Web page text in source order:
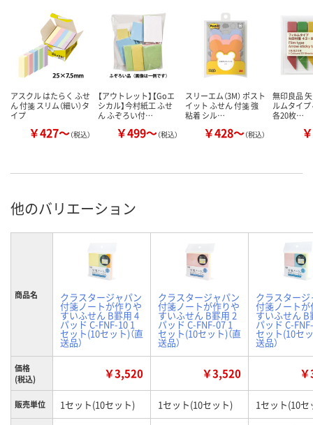
アスクル はたらく ふせ
ん 付箋 スリム（細い）タ
イプ
￥427～（税込）
【アウトレット】【Goエ
シカル】今村紙工 ふせ
ん ふぞろい付…
￥499～（税込）
スリーエム（3M） ポスト
イット ふせん 付箋 強
粘着 シル…
￥428～（税込）
無印良品
ルムタイプ
各20枚…
他のバリエーション
商品名 クラスタージャパン
付箋ノートが作りや
すいふせん B罫用 4
パッド C-FNF-10 1
セット(10セット)（直
送品）
クラスタージャパン
付箋ノートが作りや
すいふせん B罫用 2
パッド C-FNF-07 1
セット(10セット)（直
送品）
クラスター
付箋ノートが
すいふせん B
パッド C-
セット(10セ
送品）
価格
(税込)
￥3,520 ￥3,520
販売単位 1セット(10セット) 1セット(10セット) 1セット(10セ